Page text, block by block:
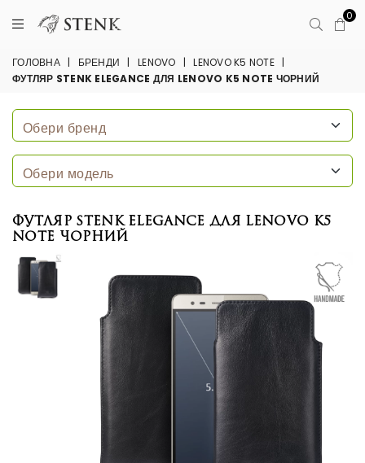
0
ГОЛОВНА | БРЕНДИ | LENOVO | LENOVO K5 NOTE |
ФУТЛЯР STENK ELEGANCE ДЛЯ LENOVO K5 NOTE ЧОРНИЙ
Футляр Stenk Elegance для Lenovo K5
Note Чорний